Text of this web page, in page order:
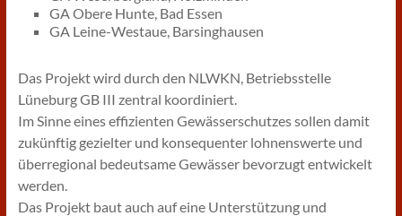
GA Obere Hunte, Bad Essen
GA Leine-Westaue, Barsinghausen
Das Projekt wird durch den NLWKN, Betriebsstelle
Lüneburg GB III zentral koordiniert.
Im Sinne eines effizienten Gewässerschutzes sollen damit
zukünftig gezielter und konsequenter lohnenswerte und
überregional bedeutsame Gewässer bevorzugt entwickelt
werden.
Das Projekt baut auch auf eine Unterstützung und